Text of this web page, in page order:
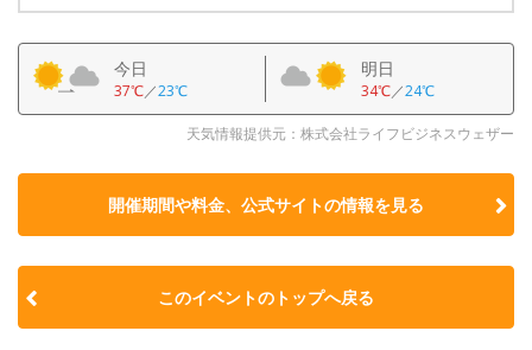
今日
37℃／23℃
明日
34℃／24℃
天気情報提供元：株式会社ライフビジネスウェザー
開催期間や料金、公式サイトの情報を見る
このイベントのトップへ戻る